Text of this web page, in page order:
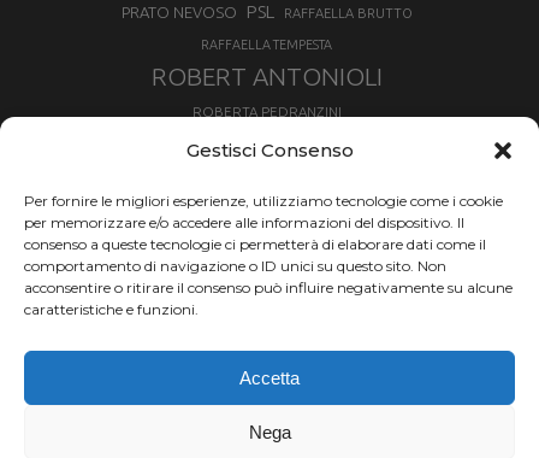
Gestisci Consenso
Per fornire le migliori esperienze, utilizziamo tecnologie come i cookie
per memorizzare e/o accedere alle informazioni del dispositivo. Il
consenso a queste tecnologie ci permetterà di elaborare dati come il
comportamento di navigazione o ID unici su questo sito. Non
acconsentire o ritirare il consenso può influire negativamente su alcune
caratteristiche e funzioni.
Accetta
Nega
PRATO NEVOSO PSL RAFFAELLA BRUTTO
RAFFAELLA TEMPESTA
ROBERT ANTONIOLI
ROBERTA PEDRANZINI
ROLAND FISCHNALLER
SIMONE DEROMEDIS SKIALPDEIPARCHI SKICROSS
SLOPESTYLE SNOWBOARD
SNOWBOARDCROSS SPRINT
THERESE JOHAUG
TRANSCAVALLO TROFEO MEZZALAMA
VAL DI FIEMME